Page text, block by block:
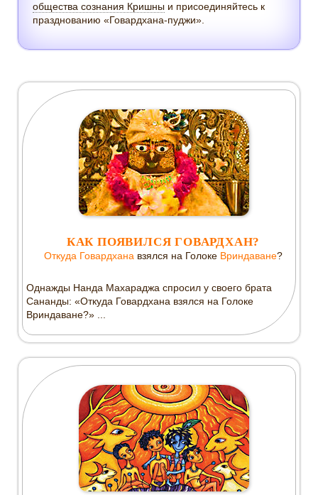
общества сознания Кришны и присоединяйтесь к
празднованию «Говардхана-пуджи».
КАК ПОЯВИЛСЯ ГОВАРДХАН?
Откуда Говардхана взялся на Голоке Вриндаване?
Однажды Нанда Махараджа спросил у своего брата
Сананды: «Откуда Говардхана взялся на Голоке
Вриндаване?» ...